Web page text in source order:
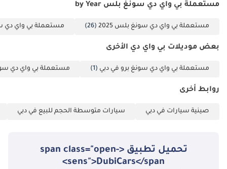
مؤجلة متاحة. خطط
سداد مخصصة
لأهدافك المالية.
لماذا تُعدّ سيارة BYD
Song Plus الخيار
قابل للشحن سعة 1.5
18 كيلوواط/ساعة:
مستعملة بي واي دي سونغ بلس by Year
مستعملة بي واي دي سونغ بلس 2025 (26) مستعملة بي واي دي
بعض موديلات بي واي دي الأخرى
مستعملة بي واي دي سونغ برو في دبي (1) مستعملة بي واي دي
روابط أخرى
صينية سيارات في دبي سيارات متوسطة الحجم للبيع في دبي
تحميل تطبيق <span class="open-
sens">DubiCars</span>